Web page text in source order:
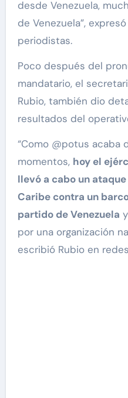
desde Venezuela,
de Venezuela”,
periodistas.
Poco después del
mandatario, el
Rubio, también dio
resultados del
“Como @potus acaba
momentos, hoy el
llevó a cabo un
Caribe contra un
partido de Venezuela
por una organización
escribió Rubio en